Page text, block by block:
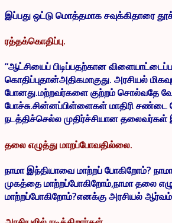
இப்பது ஒட்டு மொத்தமாக சவுக்கிதாரை
ரத்தக்கொதிப்பு.
“ஆட்சியைப் பிடிப்பதற்கான
கொதிப்புதான்அதிகமாகுது. அரசியல்
போனது.மற்றவர்களை குற்றம் சொல்வதே
போச்சு.சின்னப்பிள்ளைகள் மாதிரி சண்டை
நடத்திச்செல்ல முதிர்ச்சியான
தலை எழுத்து மாறப்போவதில்லை.
நாமா இந்தியாவை மாற்றப் போகிறோம்?
முகத்தை மாற்றப்போகிறோம்,நாமா தலை
மாற்றப்போகிறோம்?எனக்கு அரசியல்